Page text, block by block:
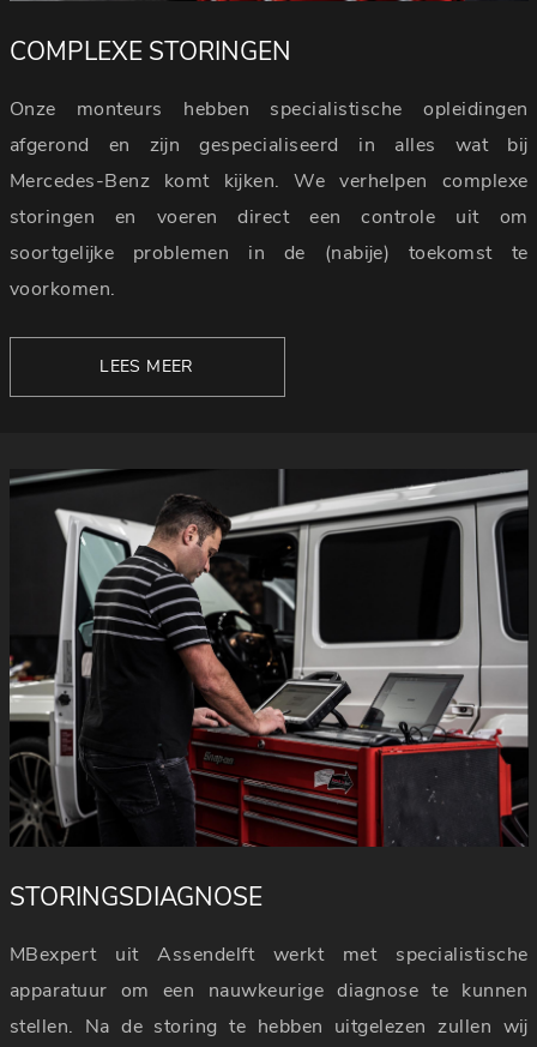
COMPLEXE STORINGEN
Onze monteurs hebben specialistische opleidingen
afgerond en zijn gespecialiseerd in alles wat bij
Mercedes-Benz komt kijken. We verhelpen complexe
storingen en voeren direct een controle uit om
soortgelijke problemen in de (nabije) toekomst te
voorkomen.
LEES MEER
STORINGSDIAGNOSE
MBexpert uit Assendelft werkt met specialistische
apparatuur om een nauwkeurige diagnose te kunnen
stellen. Na de storing te hebben uitgelezen zullen wij